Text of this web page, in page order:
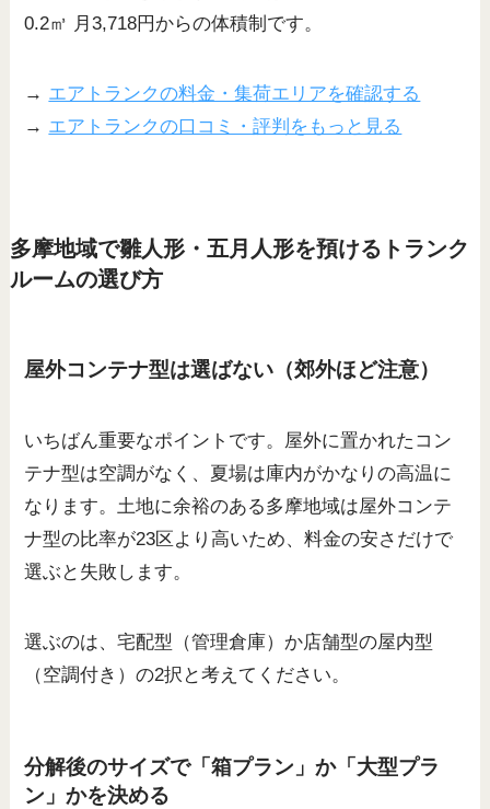
0.2㎥ 月3,718円からの体積制です。
→ エアトランクの料金・集荷エリアを確認する
→ エアトランクの口コミ・評判をもっと見る
多摩地域で雛人形・五月人形を預けるトランク
ルームの選び方
屋外コンテナ型は選ばない（郊外ほど注意）
いちばん重要なポイントです。屋外に置かれたコン
テナ型は空調がなく、夏場は庫内がかなりの高温に
なります。土地に余裕のある多摩地域は屋外コンテ
ナ型の比率が23区より高いため、料金の安さだけで
選ぶと失敗します。
選ぶのは、宅配型（管理倉庫）か店舗型の屋内型
（空調付き）の2択と考えてください。
分解後のサイズで「箱プラン」か「大型プラ
ン」かを決める